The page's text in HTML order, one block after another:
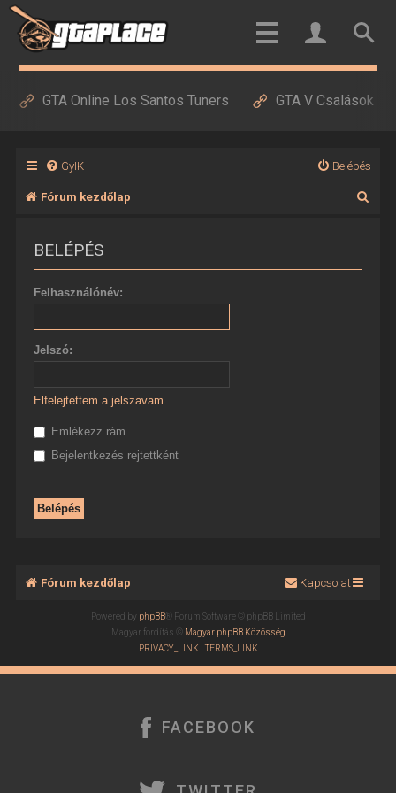
GTA Online Los Santos Tuners GTA V Csalások
GyIK Belépés
Fórum kezdőlap
BELÉPÉS
Felhasználónév:
Jelszó:
Elfelejtettem a jelszavam
Emlékezz rám
Bejelentkezés rejtettként
Fórum kezdőlap Kapcsolat
Powered by phpBB® Forum Software © phpBB Limited
Magyar fordítás © Magyar phpBB Közösség
PRIVACY_LINK |TERMS_LINK
FACEBOOK